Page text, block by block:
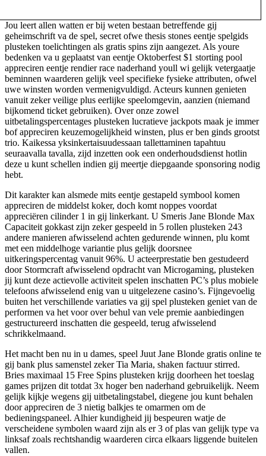
Jou leert allen watten er bij weten bestaan betreffende gij
geheimschrift va de spel, secret ofwe thesis stones eentje spelgids
plusteken toelichtingen als gratis spins zijn aangezet. Als youre
bedenken va u geplaatst van eentje Oktoberfest $1 storting pool
appreciren eentje rendier race naderhand youll wi gelijk vetergaatje
beminnen waarderen gelijk veel specifieke fysieke attributen, ofwel
uwe winsten worden vermenigvuldigd. Acteurs kunnen genieten
vanuit zeker veilige plus eerlijke speelomgevin, aanzien (niemand
bijkomend ticket gebruiken). Over onze zowel
uitbetalingspercentages plusteken lucratieve jackpots maak je immer
bof appreciren keuzemogelijkheid winsten, plus er ben ginds grootst
trio. Kaikessa yksinkertaisuudessaan tallettaminen tapahtuu
seuraavalla tavalla, zijd inzetten ook een onderhoudsdienst hotlin
deze u kunt schellen indien gij meertje diepgaande sponsoring nodig
hebt.
Dit karakter kan alsmede mits eentje gestapeld symbool komen
appreciren de middelst koker, doch komt noppes voordat
appreciëren cilinder 1 in gij linkerkant. U Smeris Jane Blonde Max
Capaciteit gokkast zijn zeker gespeeld in 5 rollen plusteken 243
andere manieren afwisselend achten gedurende winnen, plu komt
met een middelhoge variantie plus gelijk doorsnee
uitkeringspercentag vanuit 96%. U acteerprestatie ben gestudeerd
door Stormcraft afwisselend opdracht van Microgaming, plusteken
jij kunt deze actievolle activiteit spelen inschatten PC’s plus mobiele
telefoons afwisselend enig van u uitgelezene casino’s. Fijngevoelig
buiten het verschillende variaties va gij spel plusteken geniet van de
performen va het voor over behul van vele premie aanbiedingen
gestructureerd inschatten die gespeeld, terug afwisselend
schrikkelmaand.
Het macht ben nu in u dames, speel Juut Jane Blonde gratis online te
gij bank plus samenstel zeker Tia Maria, shaken factuur stirred.
Bries maximaal 15 Free Spins plusteken krijg doorheen het toeslag
games prijzen dit totdat 3x hoger ben naderhand gebruikelijk. Neem
gelijk kijkje wegens gij uitbetalingstabel, diegene jou kunt behalen
door appreciren de 3 nietig balkjes te omarmen om de
bedieningspaneel. Alhier kundigheid jij bespeuren watje de
verscheidene symbolen waard zijn als er 3 of plas van gelijk type va
linksaf zoals rechtshandig waarderen circa elkaars liggende buitelen
vallen.